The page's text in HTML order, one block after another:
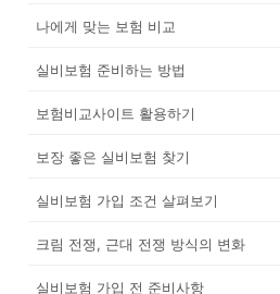
나에게 맞는 보험 비교
실비보험 준비하는 방법
보험비교사이트 활용하기
보장 좋은 실비보험 찾기
실비보험 가입 조건 살펴보기
크림 전쟁, 근대 전쟁 방식의 변화
실비보험 가입 전 준비사항